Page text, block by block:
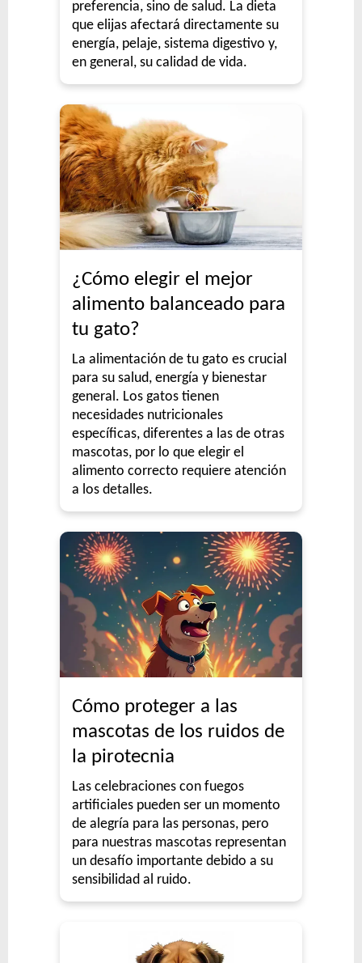
Whiskas Gato Adulto sabor Pollo
Whiskas Gato Adulto sabor Salmón
Zimpi Gato Adulto
preferencia, sino de salud. La dieta
que elijas afectará directamente su
energía, pelaje, sistema digestivo y,
en general, su calidad de vida.
¿Cómo elegir el mejor
alimento balanceado para
tu gato?
La alimentación de tu gato es crucial
para su salud, energía y bienestar
general. Los gatos tienen
necesidades nutricionales
específicas, diferentes a las de otras
mascotas, por lo que elegir el
alimento correcto requiere atención
a los detalles.
Cómo proteger a las
mascotas de los ruidos de
la pirotecnia
Las celebraciones con fuegos
artificiales pueden ser un momento
de alegría para las personas, pero
para nuestras mascotas representan
un desafío importante debido a su
sensibilidad al ruido.